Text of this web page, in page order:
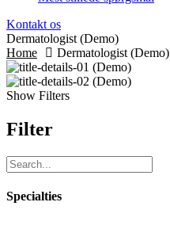
Kontakt os
Dermatologist (Demo)
Home
Dermatologist (Demo)
Show Filters
Filter
Specialties